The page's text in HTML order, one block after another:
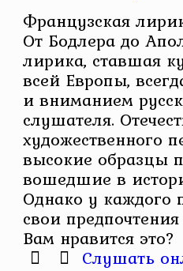
Французская
От Бодлера до
лирика, ставшая
всей Европы,
и вниманием
слушателя.
художественного
высокие образцы
вошедшие в
Однако у каждого
свои
Вам нравится это?
Слушать